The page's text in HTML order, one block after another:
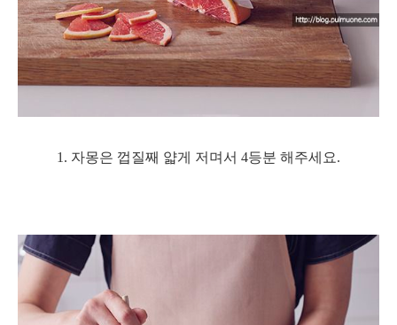
1. 자몽은 껍질째 얇게 저 며서 4등분 해주세요.